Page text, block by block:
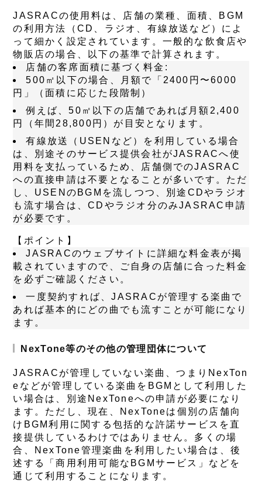
JASRACの使用料は、店舗の業種、面積、BGM
の利用方法（CD、ラジオ、有線放送など）によ
って細かく設定されています。一般的な飲食店や
物販店の場合、以下の基準で計算されます。
店舗の客席面積に基づく料金 :
500㎡以下の場合、月額で「2400円〜6000
円」（面積に応じた段階制）
例えば、50㎡以下の店舗であれば月額2,400
円（年間28,800円）が目安となります。
有線放送（USENなど）を利用している場合
は、別途そのサービス提供会社がJASRACへ使
用料を支払っているため、店舗側でのJASRAC
への直接申請は不要となることが多いです。ただ
し、USENのBGMを流しつつ、別途CDやラジオ
も流す場合は、CDやラジオ分のみJASRAC申請
が必要です。
【ポイント】
JASRACのウェブサイトに詳細な料金表が掲
載されていますので、ご自身の店舗に合った料金
を必ずご確認ください。
一度契約すれば、JASRACが管理する楽曲で
あれば基本的にどの曲でも流すことが可能になり
ます。
NexTone等のその他の管理団体について
JASRACが管理していない楽曲、つまりNexTon
eなどが管理している楽曲をBGMとして利用した
い場合は、別途NexToneへの申請が必要になり
ます。ただし、現在、NexToneは個別の店舗向
けBGM利用に関する包括的な許諾サービスを直
接提供しているわけではありません。多くの場
合、NexTone管理楽曲を利用したい場合は、後
述する「商用利用可能なBGMサービス」などを
通じて利用することになります。